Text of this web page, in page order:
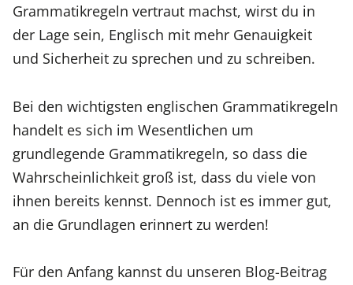
Grammatikregeln vertraut machst, wirst du in
der Lage sein, Englisch mit mehr Genauigkeit
und Sicherheit zu sprechen und zu schreiben.
Bei den wichtigsten englischen Grammatikregeln
handelt es sich im Wesentlichen um
grundlegende Grammatikregeln, so dass die
Wahrscheinlichkeit groß ist, dass du viele von
ihnen bereits kennst. Dennoch ist es immer gut,
an die Grundlagen erinnert zu werden!
Für den Anfang kannst du unseren Blog-Beitrag